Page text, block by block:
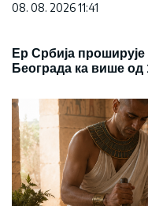
08. 08. 2026 11:41
Ер Србија
Београда ка више од